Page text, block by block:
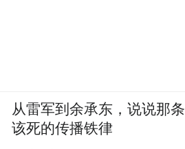
从雷军到余承东，说说那条
该死的传播铁律